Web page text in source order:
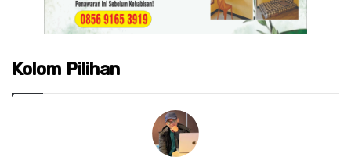
Kolom Pilihan